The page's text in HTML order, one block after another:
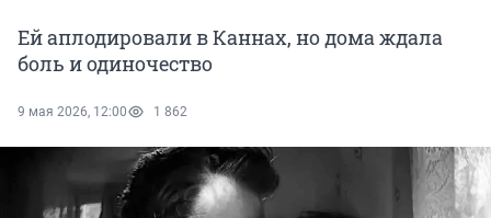
Ей аплодировали в Каннах, но дома ждала
боль и одиночество
9 мая 2026, 12:00 1 862